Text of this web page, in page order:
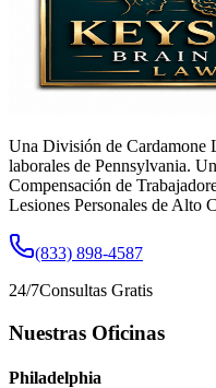
Una División de Cardamone
laborales de Pennsylvania.
Compensación de
Lesiones Personales de Alto
(833) 898-4587
24/7Consultas Gratis
Nuestras Oficinas
Philadelphia